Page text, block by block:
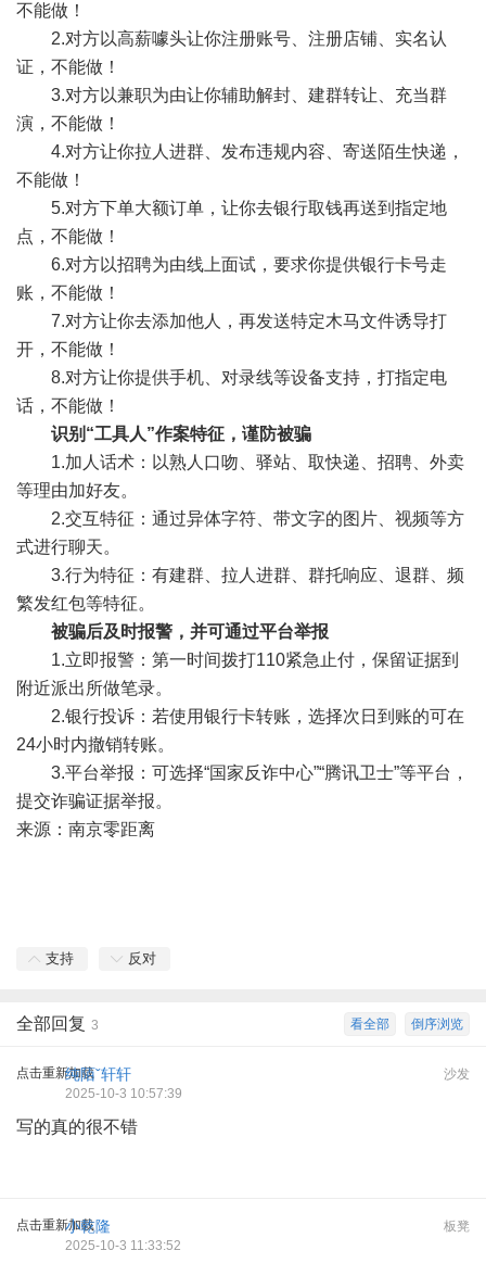
不能做！
2.对方以高薪噱头让你注册账号、注册店铺、实名认
证，不能做！
3.对方以兼职为由让你辅助解封、建群转让、充当群
演，不能做！
4.对方让你拉人进群、发布违规内容、寄送陌生快递，
不能做！
5.对方下单大额订单，让你去银行取钱再送到指定地
点，不能做！
6.对方以招聘为由线上面试，要求你提供银行卡号走
账，不能做！
7.对方让你去添加他人，再发送特定木马文件诱导打
开，不能做！
8.对方让你提供手机、对录线等设备支持，打指定电
话，不能做！
识别“工具人”作案特征，谨防被骗
1.加人话术：以熟人口吻、驿站、取快递、招聘、外卖
等理由加好友。
2.交互特征：通过异体字符、带文字的图片、视频等方
式进行聊天。
3.行为特征：有建群、拉人进群、群托响应、退群、频
繁发红包等特征。
被骗后及时报警，并可通过平台举报
1.立即报警：第一时间拨打110紧急止付，保留证据到
附近派出所做笔录。
2.银行投诉：若使用银行卡转账，选择次日到账的可在
24小时内撤销转账。
3.平台举报：可选择“国家反诈中心”“腾讯卫士”等平台，
提交诈骗证据举报。
来源：南京零距离
支持 反对
倒序浏览
看全部
全部回复 3
点击重新加载 沙发
纯陌ˇ轩轩
2025-10-3 10:57:39
写的真的很不错
点击重新加载 板凳
小乾隆
2025-10-3 11:33:52